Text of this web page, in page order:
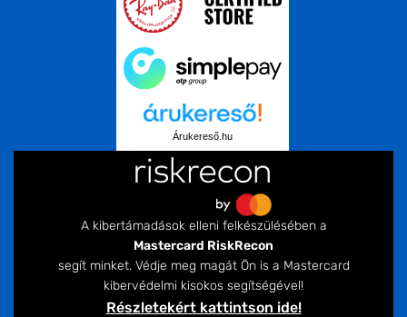
Árukereső.hu
A kibertámadások elleni felkészülésében a
Mastercard RiskRecon
segít minket. Védje meg magát Ön is a Mastercard
kibervédelmi kisokos segítségével!
Részletekért kattintson ide!